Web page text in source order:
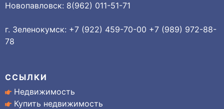
Новопавловск: 8(962) 011-51-71
г. Зеленокумск: +7 (922) 459-70-00 +7 (989) 972-88-
78
ССЫЛКИ
Недвижимость
Купить недвижимость